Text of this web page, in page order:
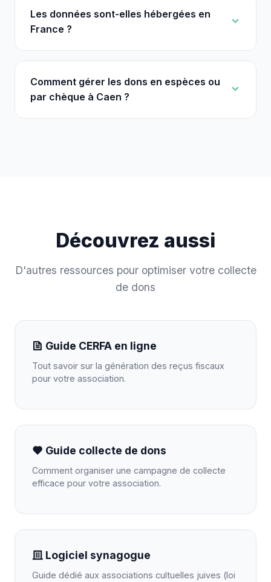
Les données sont-elles hébergées en
France ?
Comment gérer les dons en espèces ou
par chèque à Caen ?
Découvrez aussi
D'autres ressources pour optimiser votre collecte
de dons
Guide CERFA en ligne
Tout savoir sur la génération des reçus fiscaux
pour votre association.
Guide collecte de dons
Comment organiser une campagne de collecte
efficace pour votre association.
Logiciel synagogue
Guide dédié aux associations cultuelles juives (loi